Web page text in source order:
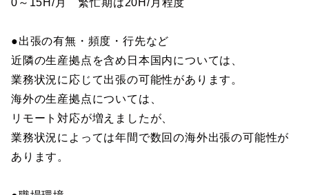
0～15H/月 繁忙期は20H/月程度
●出張の有無・頻度・行先など
近隣の生産拠点を含め日本国内については、
業務状況に応じて出張の可能性があります。
海外の生産拠点については、
リモート対応が増えましたが、
業務状況によっては年間で数回の海外出張の可能性が
あります。